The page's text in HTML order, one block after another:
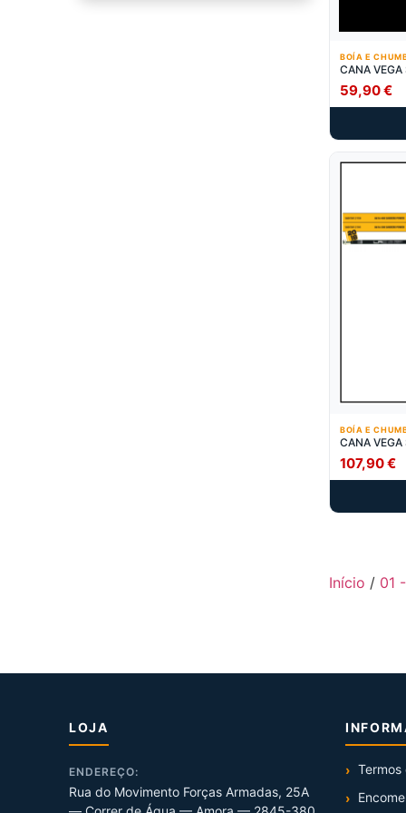
BOÍA E
CANA VEGA
59,90€
BOÍA E
CANA VEGA
107,90€
Início / 01
LOJA
ENDEREÇO:
Rua do Movimento Forças Armadas, 25A
Termos